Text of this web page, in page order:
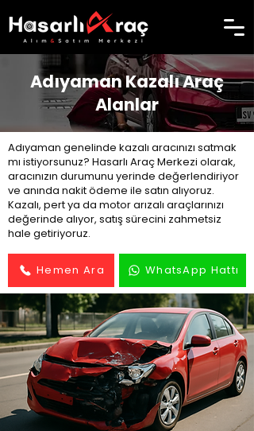
Adıyaman Kazalı Araç
Alanlar
Adıyaman genelinde kazalı aracınızı satmak
mı istiyorsunuz? Hasarlı Araç Merkezi olarak,
aracınızın durumunu yerinde değerlendiriyor
ve anında nakit ödeme ile satın alıyoruz.
Kazalı, pert ya da motor arızalı araçlarınızı
değerinde alıyor, satış sürecini zahmetsiz
hale getiriyoruz.
Hemen Ara WhatsApp Hattı